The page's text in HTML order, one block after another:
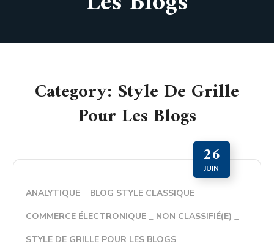
Category: Style De Grille
Pour Les Blogs
26
JUIN
ANALYTIQUE
BLOG STYLE CLASSIQUE
COMMERCE ÉLECTRONIQUE
NON CLASSIFIÉ(E)
STYLE DE GRILLE POUR LES BLOGS